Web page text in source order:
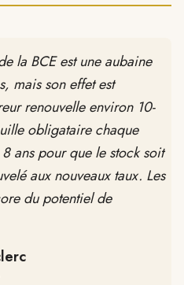
la BCE est une aubaine
mais son effet est
renouvelle environ 10-
obligataire chaque
ans pour que le stock soit
aux nouveaux taux. Les
du potentiel de